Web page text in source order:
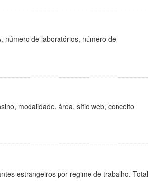
número de laboratórios, número de
modalidade, área, sítio web, conceito
estrangeiros por regime de trabalho. Total